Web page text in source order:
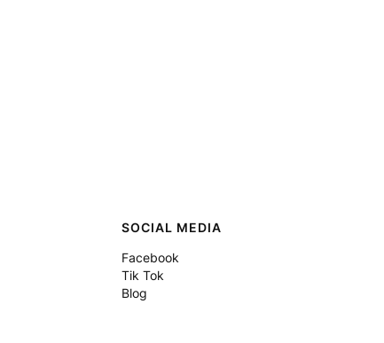
SOCIAL MEDIA
Facebook
Tik Tok
Blog